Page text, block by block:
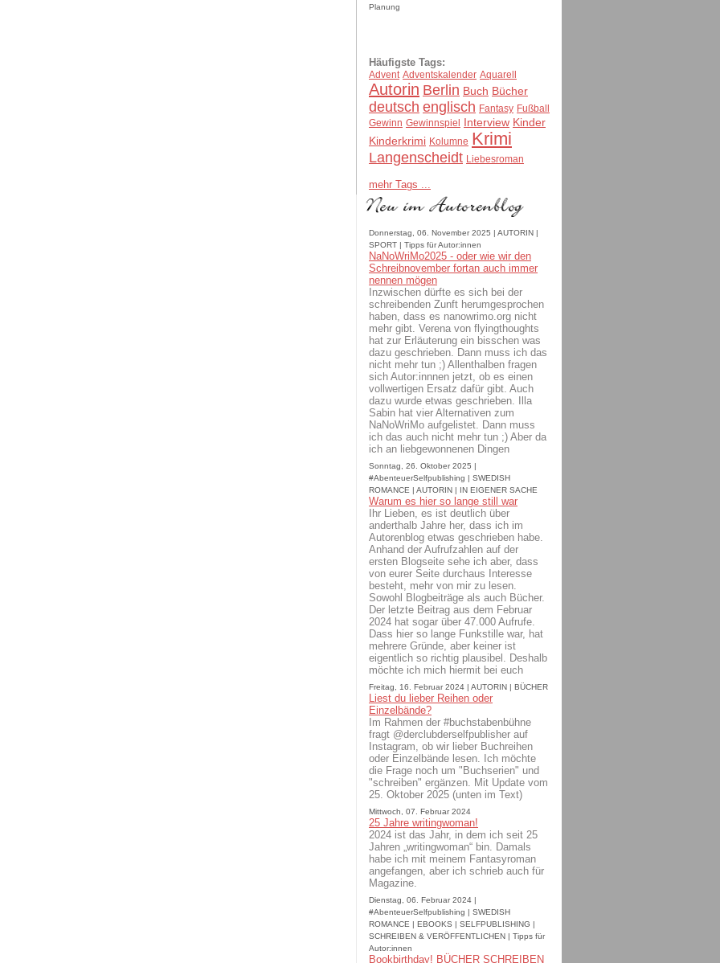
Planung
Häufigste Tags:
Advent Adventskalender Aquarell
Autorin Berlin Buch Bücher
deutsch englisch Fantasy Fußball
Gewinn Gewinnspiel Interview Kinder
Kinderkrimi Kolumne Krimi
Langenscheidt Liebesroman
mehr Tags ...
Donnerstag, 06. November 2025 | AUTORIN |
SPORT | Tipps für Autor:innen
NaNoWriMo2025 - oder wie wir den
Schreibnovember fortan auch immer
nennen mögen
Inzwischen dürfte es sich bei der
schreibenden Zunft herumgesprochen
haben, dass es nanowrimo.org nicht
mehr gibt. Verena von flyingthoughts
hat zur Erläuterung ein bisschen was
dazu geschrieben. Dann muss ich das
nicht mehr tun ;) Allenthalben fragen
sich Autor:innnen jetzt, ob es einen
vollwertigen Ersatz dafür gibt. Auch
dazu wurde etwas geschrieben. Illa
Sabin hat vier Alternativen zum
NaNoWriMo aufgelistet. Dann muss
ich das auch nicht mehr tun ;) Aber da
ich an liebgewonnenen Dingen
Sonntag, 26. Oktober 2025 |
#AbenteuerSelfpublishing | SWEDISH
ROMANCE | AUTORIN | IN EIGENER SACHE
Warum es hier so lange still war
Ihr Lieben, es ist deutlich über
anderthalb Jahre her, dass ich im
Autorenblog etwas geschrieben habe.
Anhand der Aufrufzahlen auf der
ersten Blogseite sehe ich aber, dass
von eurer Seite durchaus Interesse
besteht, mehr von mir zu lesen.
Sowohl Blogbeiträge als auch Bücher.
Der letzte Beitrag aus dem Februar
2024 hat sogar über 47.000 Aufrufe.
Dass hier so lange Funkstille war, hat
mehrere Gründe, aber keiner ist
eigentlich so richtig plausibel. Deshalb
möchte ich mich hiermit bei euch
Freitag, 16. Februar 2024 | AUTORIN | BÜCHER
Liest du lieber Reihen oder
Einzelbände?
Im Rahmen der #buchstabenbühne
fragt @derclubderselfpublisher auf
Instagram, ob wir lieber Buchreihen
oder Einzelbände lesen. Ich möchte
die Frage noch um "Buchserien" und
"schreiben" ergänzen. Mit Update vom
25. Oktober 2025 (unten im Text)
Mittwoch, 07. Februar 2024
25 Jahre writingwoman!
2024 ist das Jahr, in dem ich seit 25
Jahren „writingwoman“ bin. Damals
habe ich mit meinem Fantasyroman
angefangen, aber ich schrieb auch für
Magazine.
Dienstag, 06. Februar 2024 |
#AbenteuerSelfpublishing | SWEDISH
ROMANCE | EBOOKS | SELFPUBLISHING |
SCHREIBEN & VERÖFFENTLICHEN | Tipps für
Autor:innen
Bookbirthday! BÜCHER SCHREIBEN